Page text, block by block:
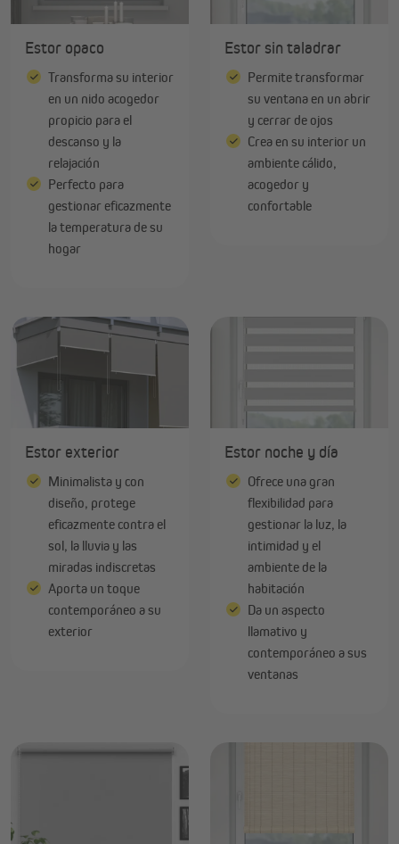
Estor opaco
Transforma su interior
en un nido acogedor
propicio para el
descanso y la
relajación
Perfecto para
gestionar eficazmente
la temperatura de su
hogar
Estor sin taladrar
Permite transformar
su ventana en un abrir
y cerrar de ojos
Crea en su interior un
ambiente cálido,
acogedor y
confortable
Estor exterior
Minimalista y con
diseño, protege
eficazmente contra el
sol, la lluvia y las
miradas indiscretas
Aporta un toque
contemporáneo a su
exterior
Estor noche y día
Ofrece una gran
flexibilidad para
gestionar la luz, la
intimidad y el
ambiente de la
habitación
Da un aspecto
llamativo y
contemporáneo a sus
ventanas